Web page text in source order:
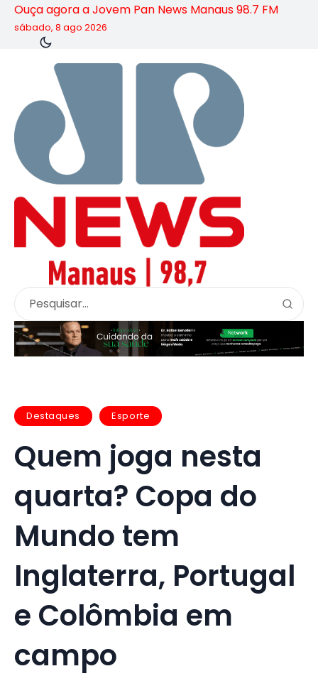
Ouça agora a Jovem Pan News Manaus 98.7 FM
sábado, 8 ago 2026
Destaques Esporte
Quem joga nesta
quarta? Copa do
Mundo tem
Inglaterra, Portugal
e Colômbia em
campo